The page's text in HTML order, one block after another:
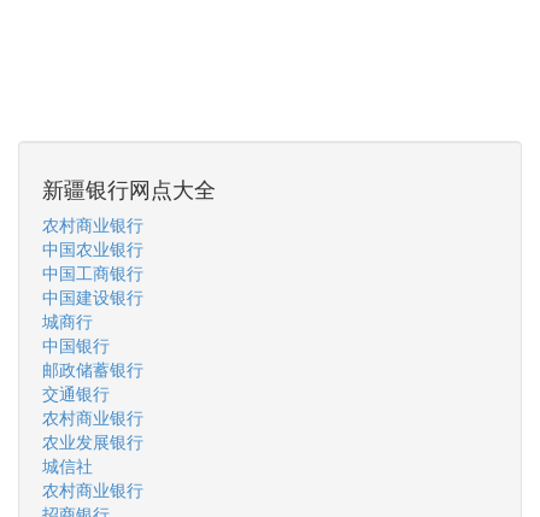
新疆银行网点大全
农村商业银行
中国农业银行
中国工商银行
中国建设银行
城商行
中国银行
邮政储蓄银行
交通银行
农村商业银行
农业发展银行
城信社
农村商业银行